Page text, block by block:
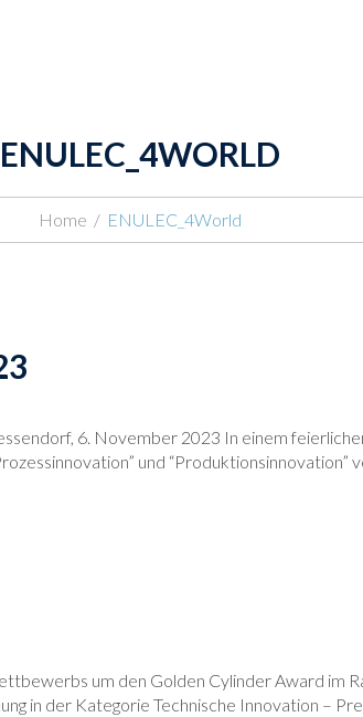
ENULEC_4WORLD
Home / ENULEC_4World
6. November 2023 In einem
und
um den Golden Cylinder Award im
in der Kategorie Technische Innovation –